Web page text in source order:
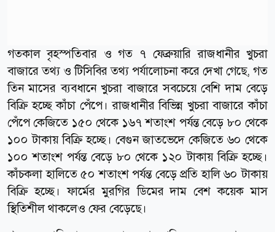
গতকাল বৃহস্পতিবার ও গত ৭ ফেব্রুয়ারি রাজধানীর খুচরা
বাজারে তথ্য ও টিসিবির তথ্য পর্যালোচনা করে দেখা গেছে, গত
তিন মাসের ব্যবধানে খুচরা বাজারে সবচেয়ে বেশি দাম বেড়ে
বিক্রি হচ্ছে কাঁচা পেঁপে। রাজধানীর বিভিন্ন খুচরা বাজারে কাঁচা
পেঁপে কেজিতে ১৫০ থেকে ১৬৭ শতাংশ পর্যন্ত বেড়ে ৮০ থেকে
১০০ টাকায় বিক্রি হচ্ছে। বেগুন জাতভেদে কেজিতে ৬০ থেকে
১০০ শতাংশ পর্যন্ত বেড়ে ৮০ থেকে ১২০ টাকায় বিক্রি হচ্ছে।
কাঁচকলা হালিতে ৫০ শতাংশ পর্যন্ত বেড়ে প্রতি হালি ৬০ টাকায়
বিক্রি হচ্ছে। ফার্মের মুরগির ডিমের দাম বেশ কয়েক মাস
স্থিতিশীল থাকলেও ফের বেড়েছে।